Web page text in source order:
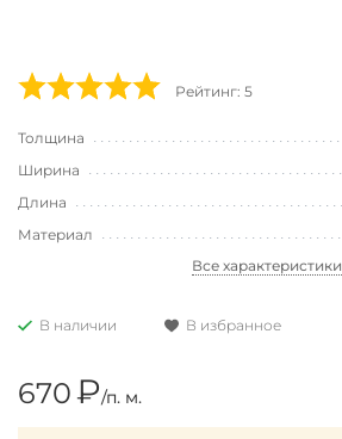
Рейтинг: 5
Толщина
Ширина
Длина
Материал
Все характеристики
В наличии В избранное
670₽/п. м.